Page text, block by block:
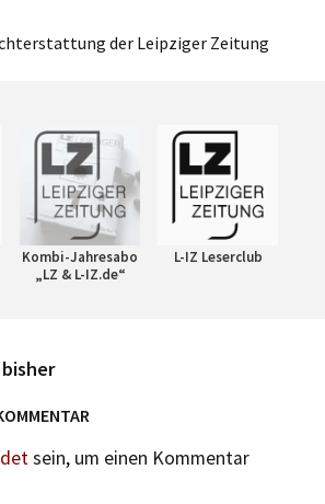
der Leipziger Zeitung
Kombi-Jahresabo
„LZ & L-IZ.de“
L-IZ Leserclub
sein, um einen Kommentar